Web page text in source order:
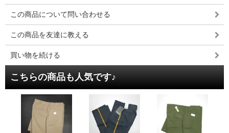
この商品について問い合わせる
この商品を友達に教える
買い物を続ける
こちらの商品も人気です♪